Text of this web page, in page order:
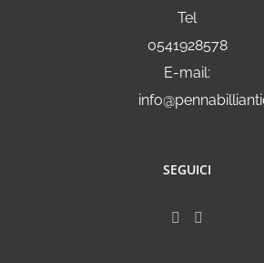
Tel
0541928578
E-mail:
SEGUICI